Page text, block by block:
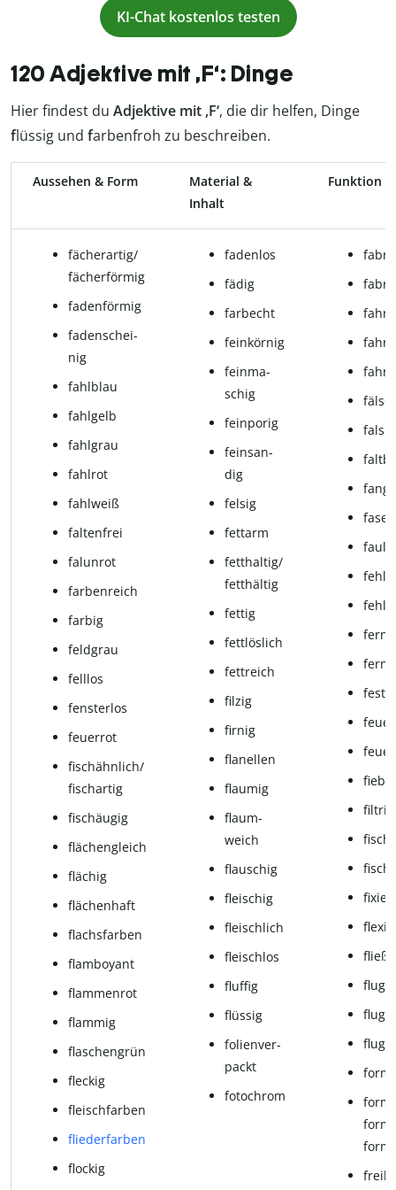
KI-Chat kostenlos testen
120 Adjektive mit ,F‘: Dinge
Hier findest du Adjektive mit ,F‘, die dir helfen, Dinge
flüssig und farbenfroh zu beschreiben.
Aussehen & Form
Material &
Inhalt
Funktion
fächerartig/
fä­cher­för­mig
fadenförmig
fa­den­schei­
nig
fahlblau
fahlgelb
fahlgrau
fahlrot
fahlweiß
faltenfrei
falunrot
far­ben­reich
farbig
feld­grau
felllos
fensterlos
feuerrot
fischähnlich/
fischartig
fisch­äu­gig
flächengleich
flä­chig
flä­chen­haft
flachsfarben
flamboyant
flammenrot
flam­mig
fla­schen­grün
fle­ckig
fleischfarben
fliederfarben
flo­ckig
fadenlos
fä­dig
farb­echt
feinkörnig
fein­ma­
schig
feinporig
fein­san­
dig
felsig
fettarm
fetthaltig/
fetthältig
fettig
fettlöslich
fettreich
filzig
fir­nig
flanellen
flau­mig
flaum­
weich
flau­schig
flei­schig
fleisch­lich
fleischlos
fluffig
flüssig
fo­li­en­ver­
packt
fotochrom
fau­lig